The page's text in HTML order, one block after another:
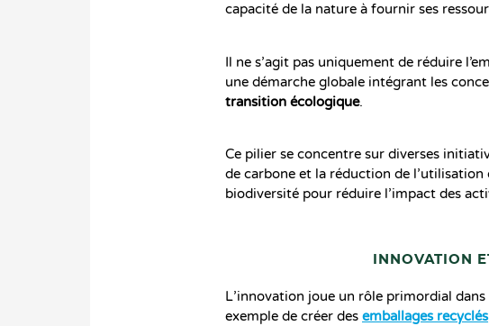
capacité de la nature à fournir ses
Il ne s’agit pas uniquement de réduire
une démarche globale intégrant les
transition écologique.
Ce pilier se concentre sur diverses
de carbone et la réduction de
biodiversité pour réduire l’impact des
INNOVATION
L’innovation joue un rôle primordial
exemple de créer des emballages recyclés